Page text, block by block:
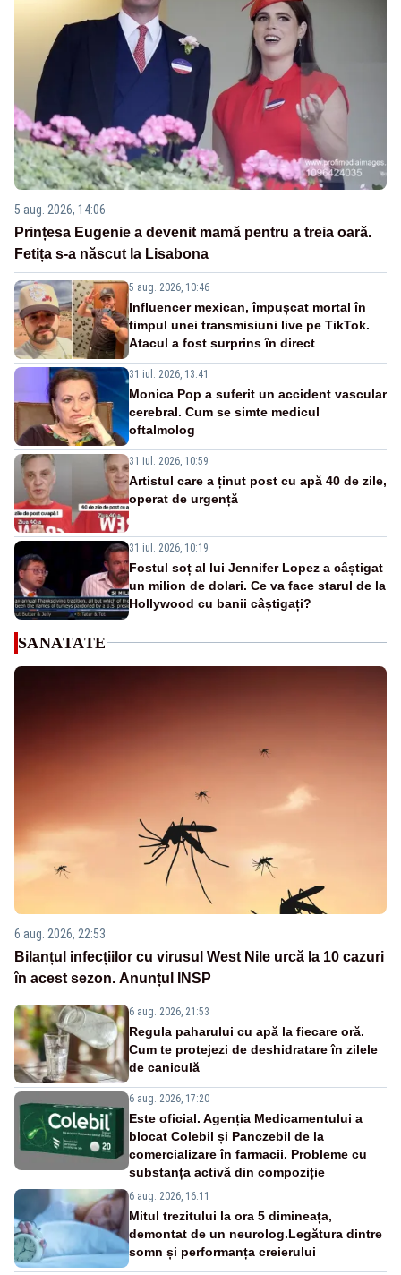
5 aug. 2026, 14:06
Prințesa Eugenie a devenit mamă pentru a treia oară.
Fetița s-a născut la Lisabona
5 aug. 2026, 10:46
Influencer mexican, împușcat mortal în
timpul unei transmisiuni live pe TikTok.
Atacul a fost surprins în direct
31 iul. 2026, 13:41
Monica Pop a suferit un accident vascular
cerebral. Cum se simte medicul
oftalmolog
31 iul. 2026, 10:59
Artistul care a ținut post cu apă 40 de zile,
operat de urgență
31 iul. 2026, 10:19
Fostul soț al lui Jennifer Lopez a câștigat
un milion de dolari. Ce va face starul de la
Hollywood cu banii câștigați?
SANATATE
6 aug. 2026, 22:53
Bilanțul infecțiilor cu virusul West Nile urcă la 10 cazuri
în acest sezon. Anunțul INSP
6 aug. 2026, 21:53
Regula paharului cu apă la fiecare oră.
Cum te protejezi de deshidratare în zilele
de caniculă
6 aug. 2026, 17:20
Este oficial. Agenția Medicamentului a
blocat Colebil și Panczebil de la
comercializare în farmacii. Probleme cu
substanța activă din compoziție
6 aug. 2026, 16:11
Mitul trezitului la ora 5 dimineața,
demontat de un neurolog.Legătura dintre
somn și performanța creierului